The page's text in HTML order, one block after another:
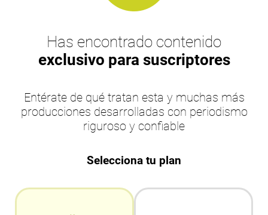
Has encontrado contenido
exclusivo para suscriptores
Entérate de qué tratan esta y muchas más
producciones desarrolladas con periodismo
riguroso y confiable
Selecciona tu plan